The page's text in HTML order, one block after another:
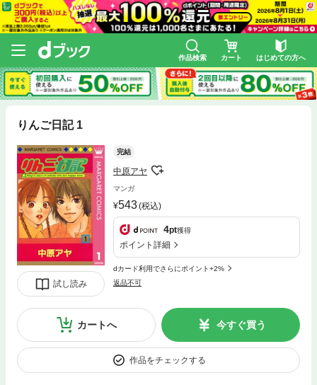
作品検索 カート はじめての方へ
りんご日記 1
試し読み
完結
中原アヤ
マンガ
543(税込)
4pt獲得
ポイント詳細
dカード利用でさらにポイント+2%
返品不可
カートへ 今すぐ買う
作品をチェックする